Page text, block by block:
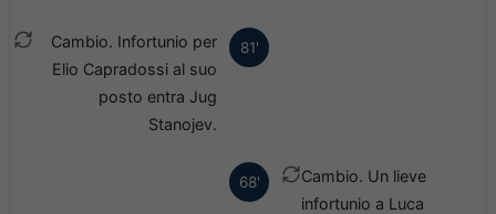
81'
Cambio. Infortunio per
Elio Capradossi al suo
posto entra Jug
Stanojev.
68'
Cambio. Un lieve
infortunio a Luca